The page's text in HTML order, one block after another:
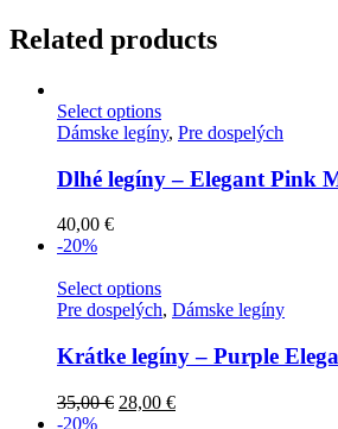
Related products
Select options
Dámske legíny, Pre dospelých
Dlhé legíny – Elegant Pink
40,00 €
-20%
Select options
Pre dospelých, Dámske legíny
Krátke legíny – Purple
35,00€ 28,00 €
-20%